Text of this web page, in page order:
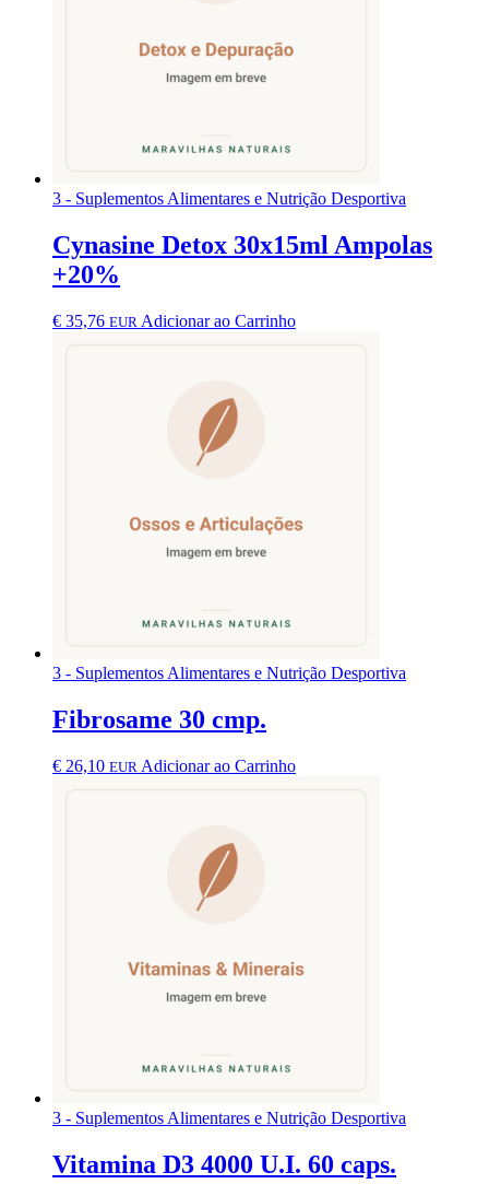
3 - Suplementos Alimentares e Nutrição Desportiva
Cynasine Detox 30x15ml Ampolas
+20%
€ 35,76 EUR Adicionar ao Carrinho
3 - Suplementos Alimentares e Nutrição Desportiva
Fibrosame 30 cmp.
€ 26,10 EUR Adicionar ao Carrinho
3 - Suplementos Alimentares e Nutrição Desportiva
Vitamina D3 4000 U.I. 60 caps.